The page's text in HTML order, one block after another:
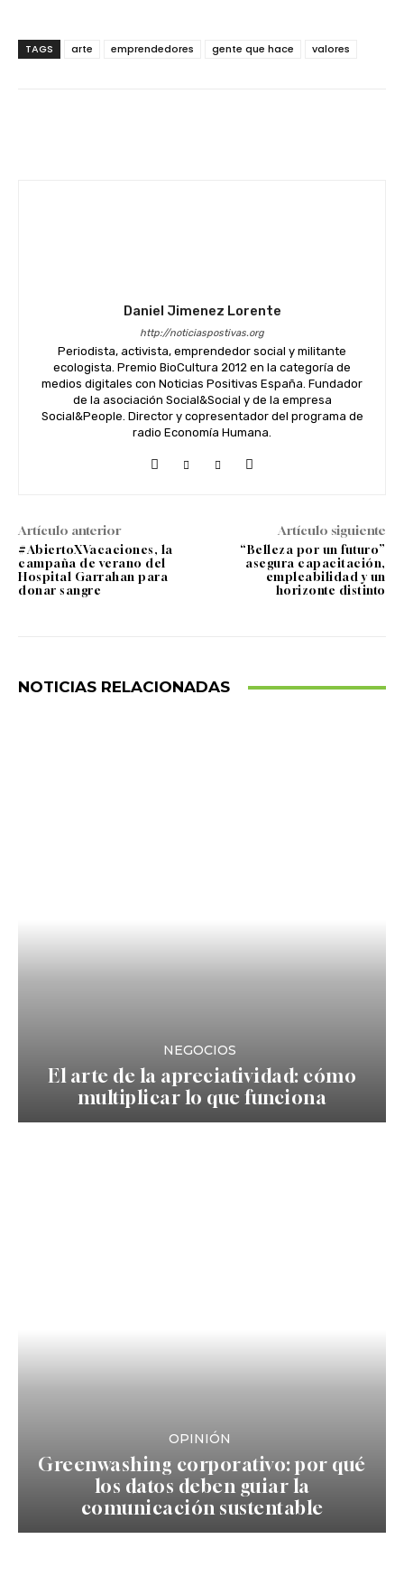
TAGS arte emprendedores gente que hace valores
Daniel Jimenez Lorente
http://noticiaspostivas.org
Periodista, activista, emprendedor social y militante
ecologista. Premio BioCultura 2012 en la categoría de
medios digitales con Noticias Positivas España. Fundador
de la asociación Social&Social y de la empresa
Social&People. Director y copresentador del programa de
radio Economía Humana.
Artículo anterior
#AbiertoXVacaciones, la
campaña de verano del
Hospital Garrahan para
donar sangre
Artículo siguiente
“Belleza por un futuro”
asegura capacitación,
empleabilidad y un
horizonte distinto
NOTICIAS RELACIONADAS
NEGOCIOS
El arte de la apreciatividad: cómo
multiplicar lo que funciona
OPINIÓN
Greenwashing corporativo: por qué
los datos deben guiar la
comunicación sustentable